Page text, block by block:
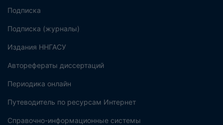
Подписка
Подписка (журналы)
Издания ННГАСУ
Авторефераты диссертаций
Периодика онлайн
Путеводитель по ресурсам Интернет
Справочно-информационные системы